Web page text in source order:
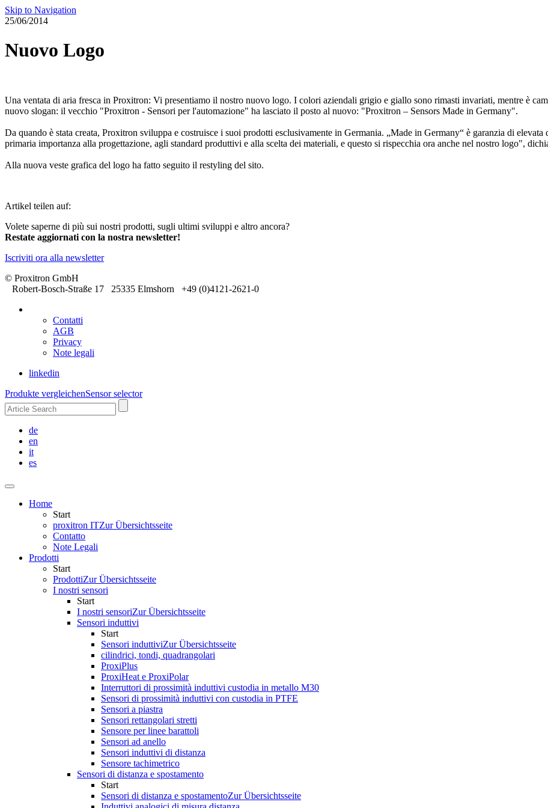
Skip to Navigation
25/06/2014
Nuovo Logo
Una ventata di aria fresca in Proxitron: Vi presentiamo il nostro nuovo logo. I colori aziendali grigio e giallo sono rimasti invariati, mentre è
nuovo slogan: il vecchio "Proxitron - Sensori per l'automazione" ha lasciato il posto al nuovo: "Proxitron – Sensors Made in Germany".
Da quando è stata creata, Proxitron sviluppa e costruisce i suoi prodotti esclusivamente in Germania. „Made in Germany“ è garanzia di
primaria importanza alla progettazione, agli standard produttivi e alla scelta dei materiali, e questo si rispecchia ora anche nel nostro logo",
Alla nuova veste grafica del logo ha fatto seguito il restyling del sito.
Artikel teilen auf:
Volete saperne di più sui nostri prodotti, sugli ultimi sviluppi e altro ancora?
Restate aggiornati con la nostra newsletter!
Iscriviti ora alla newsletter
© Proxitron GmbH
Robert-Bosch-Straße 17 25335 Elmshorn +49 (0)4121-2621-0
Contatti
AGB
Privacy
Note legali
linkedin
Produkte vergleichenSensor selector
de
en
it
es
Home
Start
proxitron ITZur Übersichtsseite
Contatto
Note Legali
Prodotti
Start
ProdottiZur Übersichtsseite
I nostri sensori
Start
I nostri sensoriZur Übersichtsseite
Sensori induttivi
Start
Sensori induttiviZur Übersichtsseite
cilindrici, tondi, quadrangolari
ProxiPlus
ProxiHeat e ProxiPolar
Interruttori di prossimità induttivi custodia in metallo M30
Sensori di prossimità induttivi con custodia in PTFE
Sensori a piastra
Sensori rettangolari stretti
Sensore per linee barattoli
Sensori ad anello
Sensori induttivi di distanza
Sensore tachimetrico
Sensori di distanza e spostamento
Start
Sensori di distanza e spostamentoZur Übersichtsseite